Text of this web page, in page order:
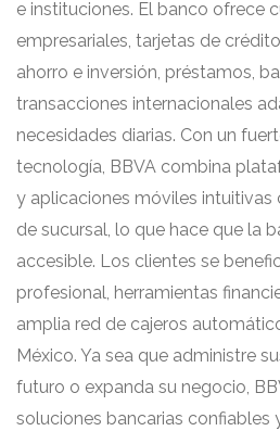
e instituciones. El banco ofrece
empresariales, tarjetas de
ahorro e inversión, préstamos,
transacciones internacionales
necesidades diarias. Con un
tecnología, BBVA combina
y aplicaciones móviles intuitivas
de sucursal, lo que hace que la
accesible. Los clientes se
profesional, herramientas
amplia red de cajeros
México. Ya sea que administre
futuro o expanda su negocio,
soluciones bancarias confiables